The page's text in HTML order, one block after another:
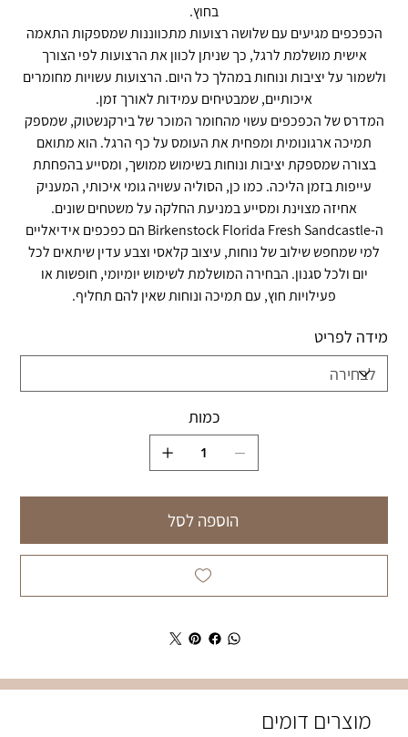
בחוץ.
הכפכפים מגיעים עם שלושה רצועות מתכווננות שמספקות התאמה
אישית מושלמת לרגל, כך שניתן לכוון את הרצועות לפי הצורך
ולשמור על יציבות ונוחות במהלך כל היום. הרצועות עשויות מחומרים
איכותיים, שמבטיחים עמידות לאורך זמן.
המדרס של הכפכפים עשוי מהחומר המוכר של בירקנשטוק, שמספק
תמיכה ארגונומית ומפחית את העומס על כף הרגל. הוא מתואם
בצורה שמספקת יציבות ונוחות בשימוש ממושך, ומסייע בהפחתת
עייפות בזמן הליכה. כמו כן, הסוליה עשויה גומי איכותי, המעניק
אחיזה מצוינת ומסייע במניעת החלקה על משטחים שונים.
ה-Birkenstock Florida Fresh Sandcastle הם כפכפים אידיאליים
למי שמחפש שילוב של נוחות, עיצוב קלאסי וצבע עדין שיתאים לכל
יום ולכל סגנון. הבחירה המושלמת לשימוש יומיומי, חופשות או
פעילויות חוץ, עם תמיכה ונוחות שאין להם תחליף.
מידה לפריט
כמות
הוספה לסל
מוצרים דומים